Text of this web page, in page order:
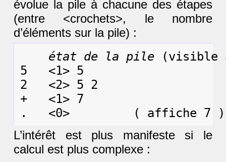
évolue la pile à chacune des étapes
(entre <crochets>, le nombre
d’éléments sur la pile) :
état de la pile (visible
5   <1> 5
2   <2> 5 2
+   <1> 7
L’intérêt est plus manifeste si le
calcul est plus complexe :